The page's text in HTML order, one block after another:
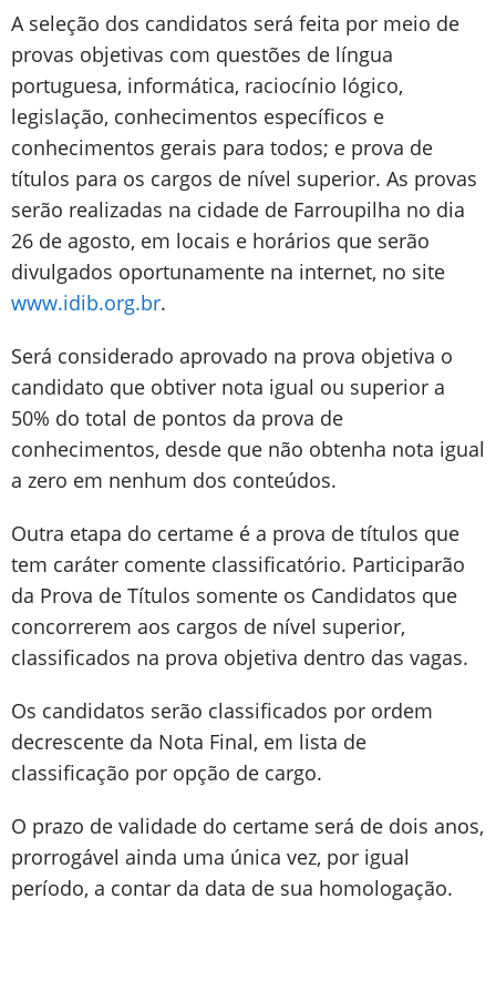
A seleção dos candidatos será feita por meio de
provas objetivas com questões de língua
portuguesa, informática, raciocínio lógico,
legislação, conhecimentos específicos e
conhecimentos gerais para todos; e prova de
títulos para os cargos de nível superior. As provas
serão realizadas na cidade de Farroupilha no dia
26 de agosto, em locais e horários que serão
divulgados oportunamente na internet, no site
www.idib.org.br.
Será considerado aprovado na prova objetiva o
candidato que obtiver nota igual ou superior a
50% do total de pontos da prova de
conhecimentos, desde que não obtenha nota igual
a zero em nenhum dos conteúdos.
Outra etapa do certame é a prova de títulos que
tem caráter comente classificatório. Participarão
da Prova de Títulos somente os Candidatos que
concorrerem aos cargos de nível superior,
classificados na prova objetiva dentro das vagas.
Os candidatos serão classificados por ordem
decrescente da Nota Final, em lista de
classificação por opção de cargo.
O prazo de validade do certame será de dois anos,
prorrogável ainda uma única vez, por igual
período, a contar da data de sua homologação.